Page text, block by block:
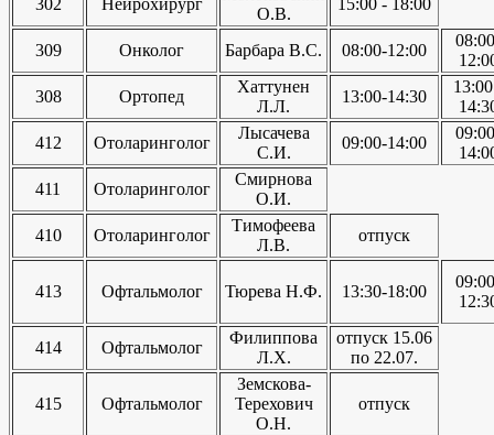
302
Нейрохирург
О.В.
15:00 - 18:00
309 Онколог Барбара В.С. 08:00-12:00
308
Ортопед
Хаттунен
Л.Л.
13:00-14:30
412
Отоларинголог
Лысачева
С.И.
09:00-14:00
411
Отоларинголог
Смирнова
О.И.
410
Отоларинголог
Тимофеева
Л.В.
отпуск
413 Офтальмолог Тюрева Н.Ф. 13:30-18:00
414 Офтальмолог
Филиппова
Л.Х.
отпуск 15.06
по 22.07.
415 Офтальмолог
Земскова-
Терехович
О.Н.
отпуск